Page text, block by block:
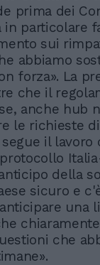
prima dei
in particolare
sui
abbiamo
forza». La
che il
anche hub
le richieste
il lavoro
della
sicuro e
una
che